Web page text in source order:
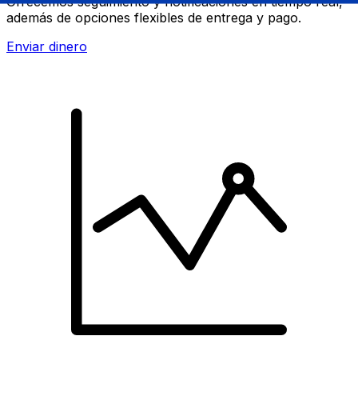
además de opciones flexibles de entrega y pago.
Enviar dinero